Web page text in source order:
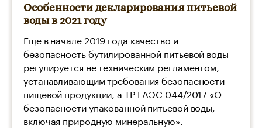
Особенности декларирования питьевой
воды в 2021 году
Еще в начале 2019 года качество и
безопасность бутилированной питьевой воды
регулируется не техническим регламентом,
устанавливающим требования безопасности
пищевой продукции, а ТР ЕАЭС 044/2017 «О
безопасности упакованной питьевой воды,
включая природную минеральную».